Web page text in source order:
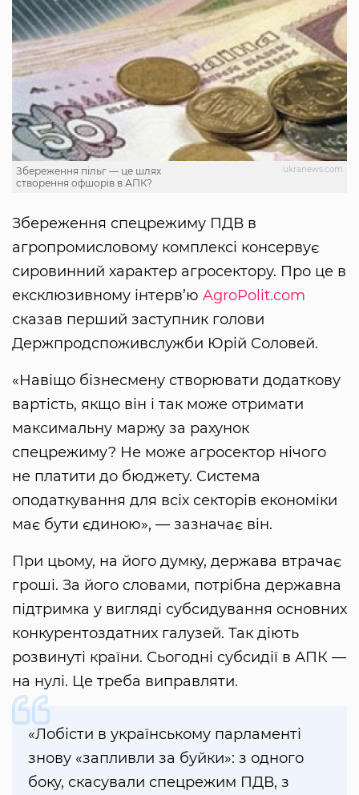
ukranews.com
Збереження пільг — це шлях
створення офшорів в АПК?
Збереження спецрежиму ПДВ в
агропромисловому комплексі консервує
сировинний характер агросектору. Про це в
ексклюзивному інтерв’ю AgroPolit.com
сказав перший заступник голови
Держпродспоживслужби Юрій Соловей.
«Навіщо бізнесмену створювати додаткову
вартість, якщо він і так може отримати
максимальну маржу за рахунок
спецрежиму? Не може агросектор нічого
не платити до бюджету. Система
оподаткування для всіх секторів економіки
має бути єдиною», — зазначає він.
При цьому, на його думку, держава втрачає
гроші. За його словами, потрібна державна
підтримка у вигляді субсидування основних
конкурентоздатних галузей. Так діють
розвинуті країни. Сьогодні субсидії в АПК —
на нулі. Це треба виправляти.
«Лобісти в українському парламенті
знову «запливли за буйки»: з одного
боку, скасували спецрежим ПДВ, з